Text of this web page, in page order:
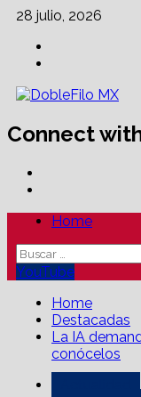
Skip
content
28 julio, 2026
Connect
PrimaryHome
Buscar:
YouTube
Home
Destacadas
La IA
conócelos